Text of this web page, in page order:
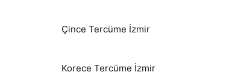
Çince Tercüme İzmir
Korece Tercüme İzmir